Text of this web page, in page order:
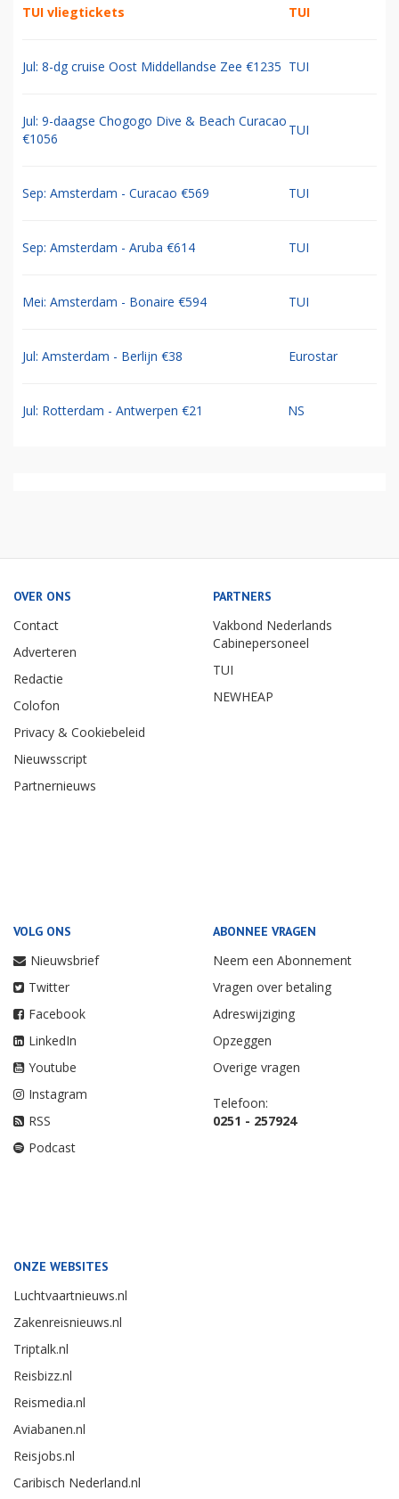
TUI vliegtickets TUI
Jul: 8-dg cruise Oost Middellandse Zee €1235 TUI
Jul: 9-daagse Chogogo Dive & Beach Curacao
€1056
TUI
Sep: Amsterdam - Curacao €569 TUI
Sep: Amsterdam - Aruba €614 TUI
Mei: Amsterdam - Bonaire €594 TUI
Jul: Amsterdam - Berlijn €38 Eurostar
Jul: Rotterdam - Antwerpen €21 NS
OVER ONS
Contact
Adverteren
Redactie
Colofon
Privacy & Cookiebeleid
Nieuwsscript
Partnernieuws
PARTNERS
Vakbond Nederlands
Cabinepersoneel
TUI
NEWHEAP
VOLG ONS
Nieuwsbrief
Twitter
Facebook
LinkedIn
Youtube
Instagram
RSS
Podcast
ABONNEE VRAGEN
Neem een Abonnement
Vragen over betaling
Adreswijziging
Opzeggen
Overige vragen
Telefoon:
0251 - 257924
ONZE WEBSITES
Luchtvaartnieuws.nl
Zakenreisnieuws.nl
Triptalk.nl
Reisbizz.nl
Reismedia.nl
Aviabanen.nl
Reisjobs.nl
Caribisch Nederland.nl